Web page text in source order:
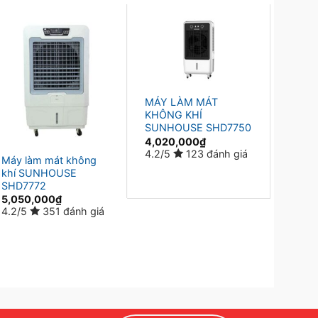
Máy làm mát không
khí SUNHOUSE
SHD7772
5,050,000₫
4.2/5
351 đánh giá
MÁY LÀM MÁT
KHÔNG KHÍ
SUNHOUSE SHD7750
4,020,000₫
4.2/5
123 đánh giá